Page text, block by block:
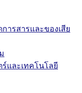
ารสารและของเสีย
และเทคโนโลยี